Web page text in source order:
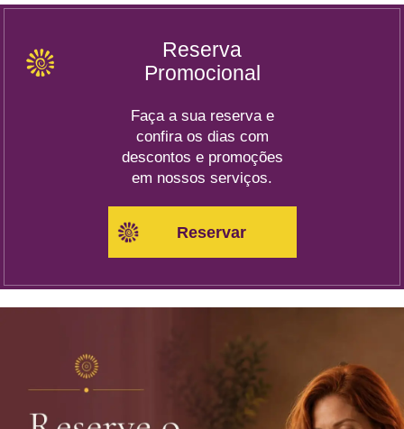
Reserva
Promocional
Faça a sua reserva e
confira os dias com
descontos e promoções
em nossos serviços.
Reservar